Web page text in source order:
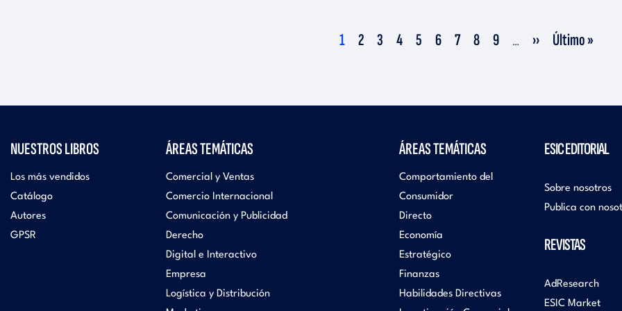
Página
1 Página
2 Página
3 Página
4 Página
5 Página
6 Página
7 Página
8 Página
9 … Siguiente
›› Última
Último »
NUESTROS LIBROS
Los más vendidos
Catálogo
Autores
GPSR
ÁREAS TEMÁTICAS
Comercial y Ventas
Comercio Internacional
Comunicación y Publicidad
Derecho
Digital e Interactivo
Empresa
Logística y Distribución
ÁREAS TEMÁTICAS
Comportamiento del
Consumidor
Directo
Economía
Estratégico
Finanzas
Habilidades Directivas
ESIC EDITORIAL
Sobre nosotros
Publica con
REVISTAS
AdResearch
ESIC Market